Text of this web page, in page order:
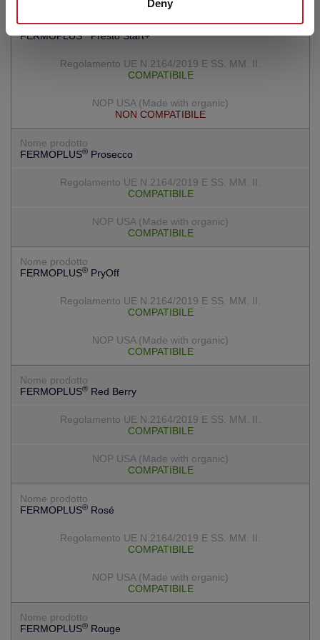
Deny
FERMOPLUS Presto Start+
COMPATIBILE
NON COMPATIBILE
FERMOPLUS®Prosecco
COMPATIBILE
COMPATIBILE
FERMOPLUS®PryOff
COMPATIBILE
COMPATIBILE
FERMOPLUS®Red Berry
COMPATIBILE
COMPATIBILE
FERMOPLUS®Rosé
COMPATIBILE
COMPATIBILE
FERMOPLUS®Rouge